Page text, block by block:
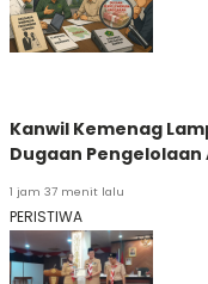
Kanwil Kemenag
Dugaan
1 jam 37 menit lalu
PERISTIWA